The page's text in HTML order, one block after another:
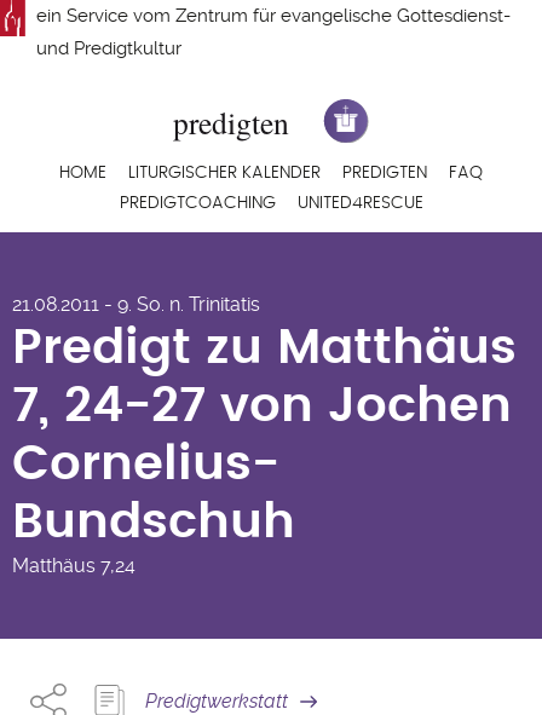
Direkt
zum
ein Service vom Zentrum für evangelische Gottesdienst-
und Predigtkultur
Hauptnavigation
HOME LITURGISCHER KALENDER PREDIGTEN
FAQ
PREDIGTCOACHING
UNITED4RESCUE
7, 24-27 von Jochen
Cornelius-
Bundschuh
21.08.2011 - 9. So. n. Trinitatis
Predigt zu Matthäus
7, 24-27 von Jochen
Cornelius-
Bundschuh
Matthäus 7,24
Predigtwerkstatt